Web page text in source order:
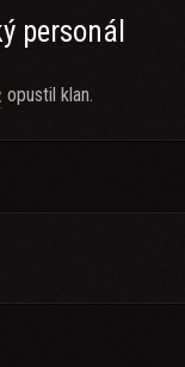
personál
opustil klan.